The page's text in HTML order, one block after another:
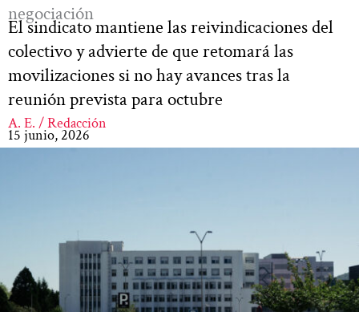
negociación
El sindicato mantiene las reivindicaciones del
colectivo y advierte de que retomará las
movilizaciones si no hay avances tras la
reunión prevista para octubre
A. E. / Redacción
15 junio, 2026